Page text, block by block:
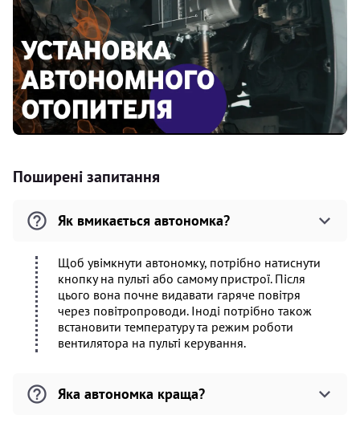
Поширені запитання
Як вмикається автономка?
Щоб увімкнути автономку, потрібно натиснути
кнопку на пульті або самому пристрої. Після
цього вона почне видавати гаряче повітря
через повітропроводи. Іноді потрібно також
встановити температуру та режим роботи
вентилятора на пульті керування.
Яка автономка краща?